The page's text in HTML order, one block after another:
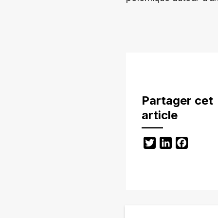
Partager cet
article
TwitterLinkedIn